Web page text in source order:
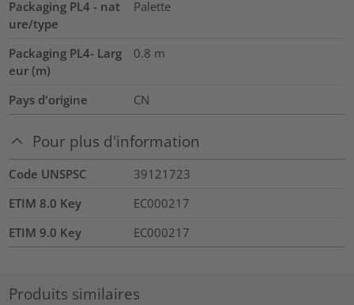
Packaging PL4 - nat
ure/type
Palette
Packaging PL4- Larg
eur (m)
0.8 m
Pays d'origine CN
Pour plus d'information
Code UNSPSC
39121723
ETIM 8.0 Key
EC000217
ETIM 9.0 Key
EC000217
Produits similaires